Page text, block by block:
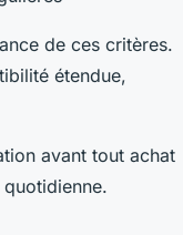
de ces critères.
étendue,
avant tout achat